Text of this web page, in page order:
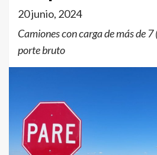
20 junio, 2024
Camiones con carga de más de
porte bruto